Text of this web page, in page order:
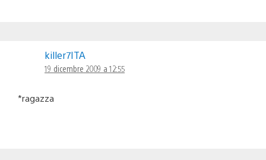
killer7ITA
19 dicembre 2009 a 12:55
*ragazza